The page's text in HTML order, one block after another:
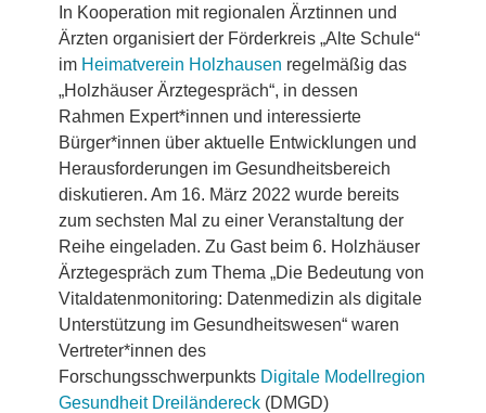
In Kooperation mit regionalen Ärztinnen und
Ärzten organisiert der Förderkreis „Alte Schule“
im Heimatverein Holzhausen regelmäßig das
„Holzhäuser Ärztegespräch“, in dessen
Rahmen Expert*innen und interessierte
Bürger*innen über aktuelle Entwicklungen und
Herausforderungen im Gesundheitsbereich
diskutieren. Am 16. März 2022 wurde bereits
zum sechsten Mal zu einer Veranstaltung der
Reihe eingeladen. Zu Gast beim 6. Holzhäuser
Ärztegespräch zum Thema „Die Bedeutung von
Vitaldatenmonitoring: Datenmedizin als digitale
Unterstützung im Gesundheitswesen“ waren
Vertreter*innen des
Forschungsschwerpunkts Digitale Modellregion
Gesundheit Dreiländereck(DMGD)